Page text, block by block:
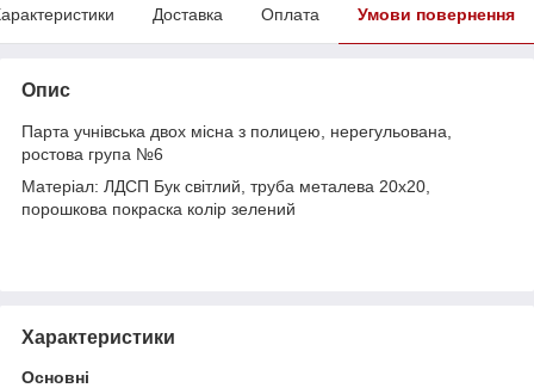
Доставка Оплата Умови повернення
Опис
Парта учнівська двох місна з полицею, нерегульована,
ростова група №6
Матеріал: ЛДСП Бук світлий, труба металева 20х20,
порошкова покраска колір зелений
Характеристики
Основні